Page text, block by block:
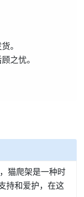
。
之忧。
猫爬架是一种时
持和爱护，在这